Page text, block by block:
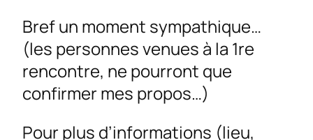
Bref un moment sympathique…
(les personnes venues à la 1re
rencontre, ne pourront que
confirmer mes propos…)
Pour plus d’informations (lieu,